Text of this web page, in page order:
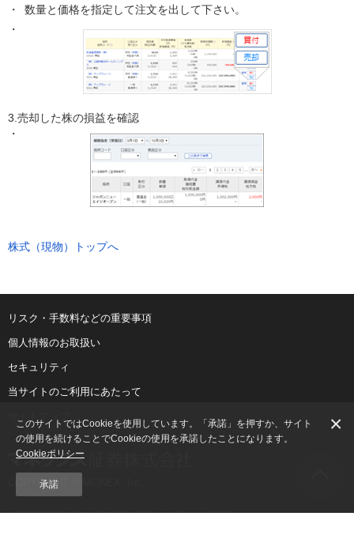
数量と価格を指定して注文を出して下さい。
3.売却した株の損益を確認
株式（現物）トップへ
リスク・手数料などの重要事項
個人情報のお取扱い
セキュリティ
当サイトのご利用にあたって
COPYRIGHT © MONEX, Inc.
金融商品取引業者 関東財務局長（金商）第165号
このサイトではCookieを使用しています。「承諾」を押すか、サイト
の使用を続けることでCookieの使用を承諾したことになります。
Cookieポリシー
承諾
×